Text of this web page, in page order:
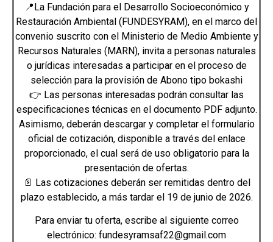
📍La Fundación para el Desarrollo Socioeconómico y
Restauración Ambiental (FUNDESYRAM), en el marco del
convenio suscrito con el Ministerio de Medio Ambiente y
Recursos Naturales (MARN), invita a personas naturales
o jurídicas interesadas a participar en el proceso de
selección para la provisión de Abono tipo bokashi
👉 Las personas interesadas podrán consultar las
especificaciones técnicas en el documento PDF adjunto.
Asimismo, deberán descargar y completar el formulario
oficial de cotización, disponible a través del enlace
proporcionado, el cual será de uso obligatorio para la
presentación de ofertas.
📄 Las cotizaciones deberán ser remitidas dentro del
plazo establecido, a más tardar el 19 de junio de 2026.
Para enviar tu oferta, escribe al siguiente correo
electrónico: fundesyramsaf22@gmail.com